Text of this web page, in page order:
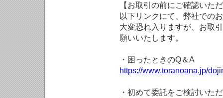
【お取引の前にご確認いた
以下リンクにて、弊社での
大変恐れ入りますが、お取
願いいたします。
・困ったときのQ＆A
https://www.toranoana.jp/
・初めて委託をご検討いた